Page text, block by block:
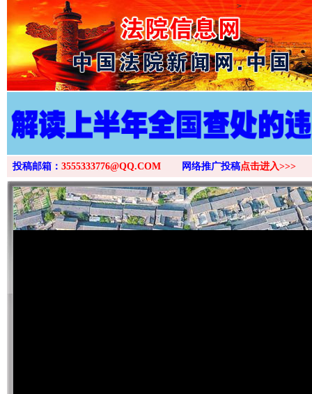
>
投稿邮箱： 3555333776@QQ.COM 网络推广投稿点击进入>>>